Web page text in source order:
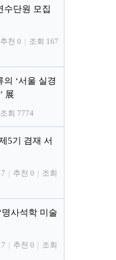
수단원 모집
추천 0 | 조회 167
‘서울 실경
展
조회 7774
5기 겸재 서
| 추천 0 | 조회
사석학 미술
| 추천 0 | 조회